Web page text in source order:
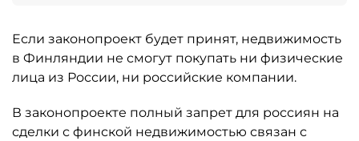
Если законопроект будет принят, недвижимость
в Финляндии не смогут покупать ни физические
лица из России, ни российские компании.
В законопроекте полный запрет для россиян на
сделки с финской недвижимостью связан с